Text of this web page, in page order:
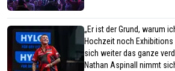
„Er ist der Grund, warum
Hochzeit noch
sich weiter das ganze
Nathan Aspinall nimmt